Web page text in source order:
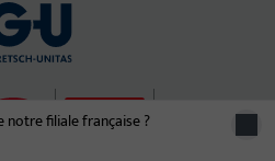
notre filiale française ?